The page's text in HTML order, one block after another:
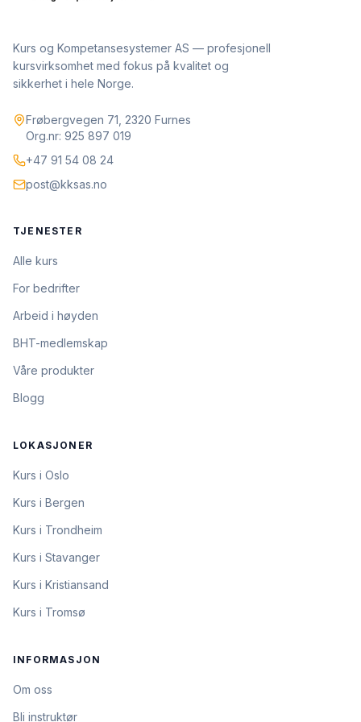
Kurs og Kompetansesystemer AS — profesjonell
kursvirksomhet med fokus på kvalitet og
sikkerhet i hele Norge.
Frøbergvegen 71, 2320 Furnes
Org.nr: 925 897 019
+47 91 54 08 24
post@kksas.no
TJENESTER
Alle kurs
For bedrifter
Arbeid i høyden
BHT-medlemskap
Våre produkter
Blogg
LOKASJONER
Kurs i Oslo
Kurs i Bergen
Kurs i Trondheim
Kurs i Stavanger
Kurs i Kristiansand
Kurs i Tromsø
INFORMASJON
Om oss
Bli instruktør